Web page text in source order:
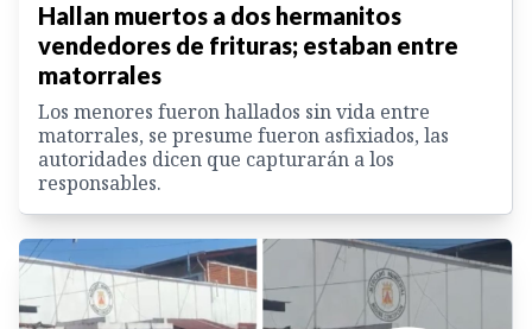
Hallan muertos a dos hermanitos
vendedores de frituras; estaban entre
matorrales
Los menores fueron hallados sin vida entre
matorrales, se presume fueron asfixiados, las
autoridades dicen que capturarán a los
responsables.